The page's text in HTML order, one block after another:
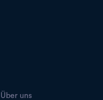
Über uns